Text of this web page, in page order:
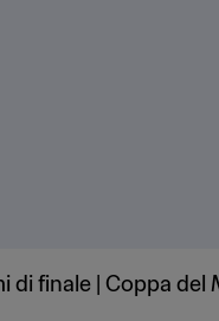
di finale | Coppa del